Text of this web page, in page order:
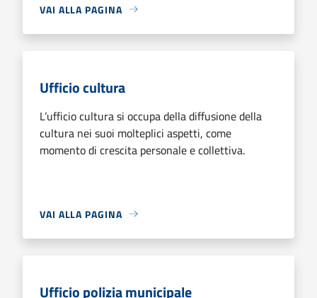
VAI ALLA PAGINA
Ufficio cultura
L’ufficio cultura si occupa della diffusione della
cultura nei suoi molteplici aspetti, come
momento di crescita personale e collettiva.
VAI ALLA PAGINA
Ufficio polizia municipale